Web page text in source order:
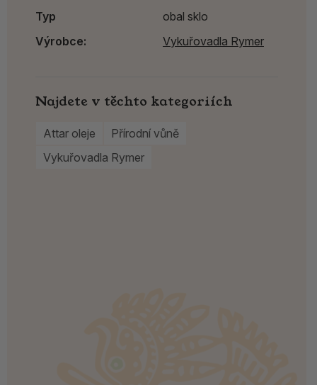
Typ
obal sklo
Výrobce:
Vykuřovadla Rymer
Najdete v těchto kategoriích
Attar oleje
Přírodní vůně
Vykuřovadla Rymer